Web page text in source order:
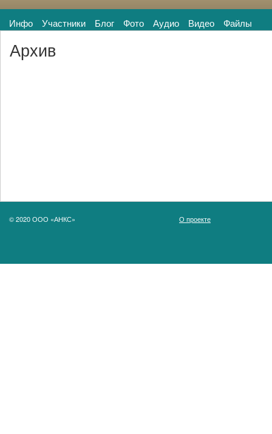
Инфо Участники Блог Фото Аудио Видео Файлы
Архив
© 2020 ООО «АНКС» О проекте